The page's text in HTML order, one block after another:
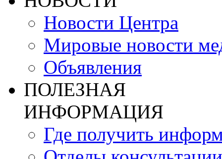
Новости Центра
Мировые новости
Объявления
ПОЛЕЗНАЯ
ИНФОРМАЦИЯ
Где получить